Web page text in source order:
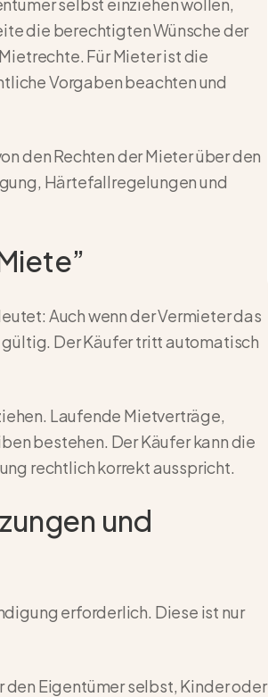
die berechtigten Wünsche der
Für Mieter ist die
Vorgaben beachten und
den Rechten der Mieter über den
Härtefallregelungen und
Auch wenn der Vermieter das
Der Käufer tritt automatisch
Laufende Mietverträge,
bestehen. Der Käufer kann die
rechtlich korrekt ausspricht.
und
erforderlich. Diese ist nur
den Eigentümer selbst, Kinder oder